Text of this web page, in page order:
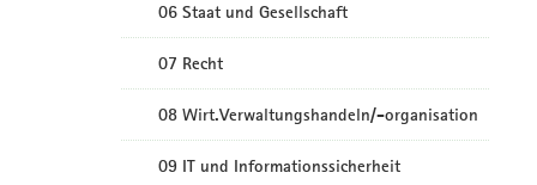
06 Staat und Gesellschaft
07 Recht
08 Wirt.Verwaltungshandeln/-organisation
09 IT und Informationssicherheit